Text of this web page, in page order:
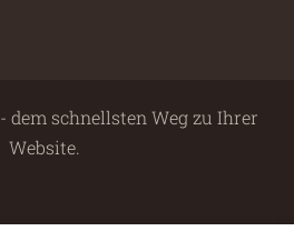
- dem schnellsten Weg zu Ihrer
Website.